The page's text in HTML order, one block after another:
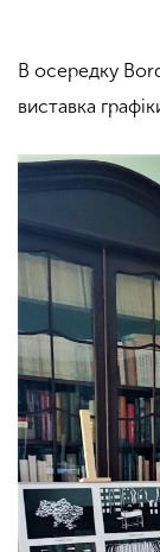
В осередку
виставка